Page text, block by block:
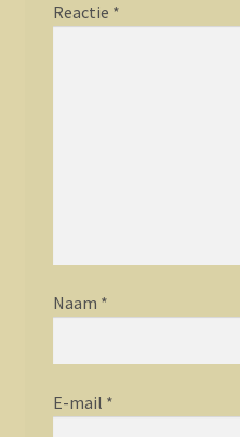
Reactie *
Naam *
E-mail *